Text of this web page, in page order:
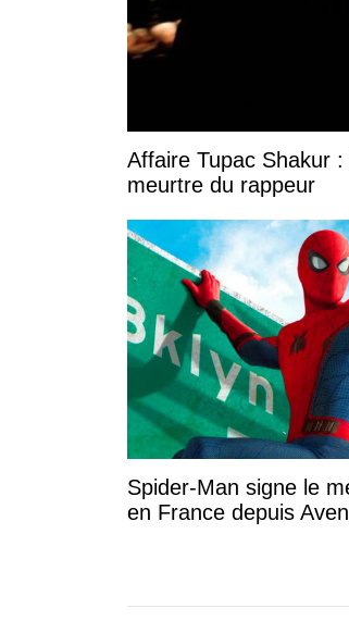
Affaire Tupac Shakur
meurtre du rappeur
Spider-Man signe le
en France depuis